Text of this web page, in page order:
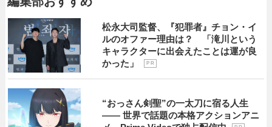
松永大司監督、『犯罪者』チョン・イ
ルのオファー理由は？ 「滝川という
キャラクターに出会えたことは運が良
かった」
P R
“おっさん剣聖”の一太刀に宿る人生
―― 世界で話題の本格アクションアニ